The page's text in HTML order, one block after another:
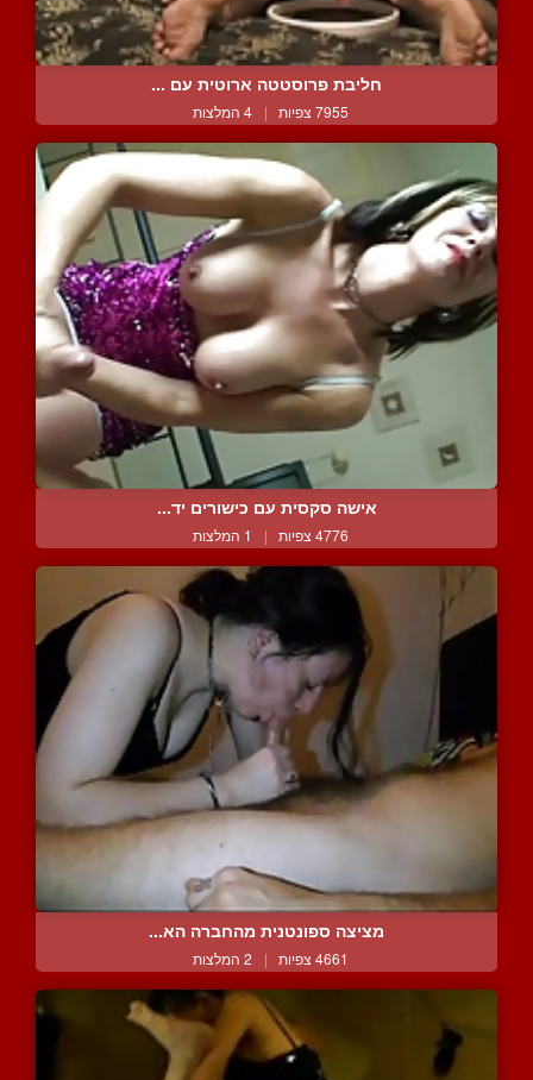
חליבת פרוסטטה ארוטית עם ...
7955 צפיות | 4 המלצות
אישה סקסית עם כישורים יד...
4776 צפיות | 1 המלצות
מציצה ספונטנית מהחברה הא...
4661 צפיות | 2 המלצות